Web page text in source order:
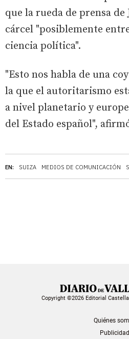
EN: SUIZA MEDIOS DE COMUNICACIÓN
que la rueda de prensa de
cárcel "posiblemente
ciencia política".
"Esto nos habla de una
la que el autoritarismo
a nivel planetario y
del Estado español",
Copyright ©2026 Editorial
Quiénes
Publicidad